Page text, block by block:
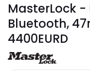
MasterLock
Bluetooth,
4400EURD